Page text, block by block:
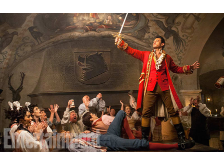
Pořady
TV Program
Sledujte prima+
Přihlášení
Sledujte nás